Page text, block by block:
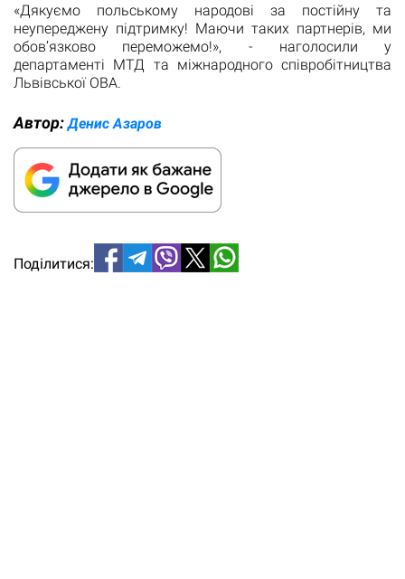
«Дякуємо польському народові за постійну та
неупереджену підтримку! Маючи таких партнерів, ми
обов’язково переможемо!», - наголосили у
департаменті МТД та міжнародного співробітництва
Львівської ОВА.
Автор:Денис Азаров
Поділитися: